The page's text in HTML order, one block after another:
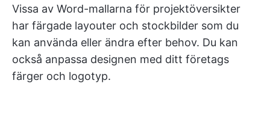
Vissa av Word-mallarna för projektöversikter
har färgade layouter och stockbilder som du
kan använda eller ändra efter behov. Du kan
också anpassa designen med ditt företags
färger och logotyp.